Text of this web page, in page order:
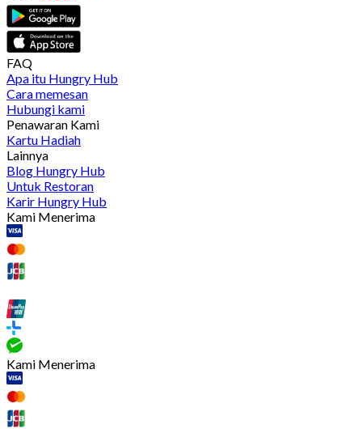
FAQ
Apa itu Hungry Hub
Cara memesan
Hubungi kami
Penawaran Kami
Kartu Hadiah
Lainnya
Blog Hungry Hub
Untuk Restoran
Karir Hungry Hub
Kami Menerima
Kami Menerima